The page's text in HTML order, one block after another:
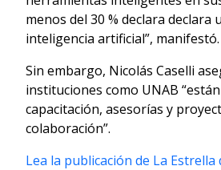
menos del 30 % declara declara
inteligencia artificial”, manifestó.
Sin embargo, Nicolás Caselli
instituciones como UNAB
capacitación, asesorías y
colaboración”.
Lea la publicación de La Estrella